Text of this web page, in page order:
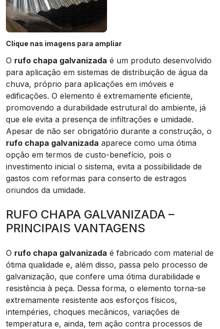
Clique nas imagens para ampliar
O rufo chapa galvanizada é um produto desenvolvido
para aplicação em sistemas de distribuição de água da
chuva, próprio para aplicações em imóveis e
edificações. O elemento é extremamente eficiente,
promovendo a durabilidade estrutural do ambiente, já
que ele evita a presença de infiltrações e umidade.
Apesar de não ser obrigatório durante a construção, o
rufo chapa galvanizada aparece como uma ótima
opção em termos de custo-benefício, pois o
investimento inicial o sistema, evita a possibilidade de
gastos com reformas para conserto de estragos
oriundos da umidade.
RUFO CHAPA GALVANIZADA –
PRINCIPAIS VANTAGENS
O rufo chapa galvanizada é fabricado com material de
ótima qualidade e, além disso, passa pelo processo de
galvanização, que confere uma ótima durabilidade e
resistência à peça. Dessa forma, o elemento torna-se
extremamente resistente aos esforços físicos,
intempéries, choques mecânicos, variações de
temperatura e, ainda, tem ação contra processos de